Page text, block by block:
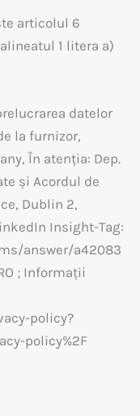
articolul 6
1 litera a)
datelor
la furnizor,
În atenția: Dep.
și Acordul de
Dublin 2,
Insight-Tag:
answer/a42083
; Informații
policy?
policy%2F